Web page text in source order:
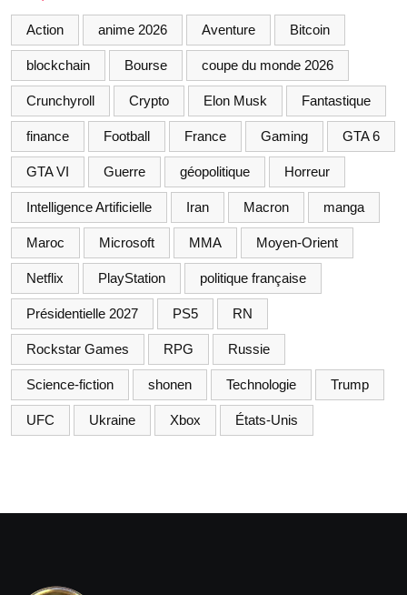
Action anime 2026 Aventure Bitcoin
blockchain Bourse coupe du monde 2026
Crunchyroll Crypto Elon Musk Fantastique
finance Football France Gaming GTA 6
GTA VI Guerre géopolitique Horreur
Intelligence Artificielle Iran Macron manga
Maroc Microsoft MMA Moyen-Orient
Netflix PlayStation politique française
Présidentielle 2027 PS5 RN
Rockstar Games RPG Russie
Science-fiction shonen Technologie Trump
UFC Ukraine Xbox États-Unis